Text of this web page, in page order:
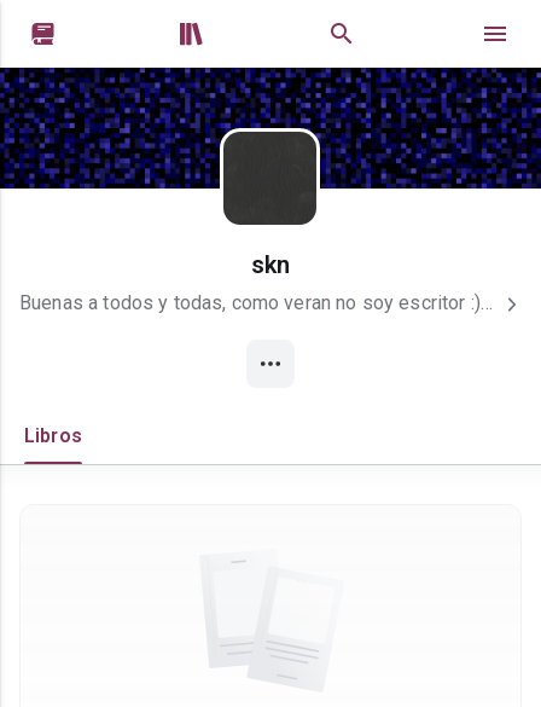
 
skn
Buenas a todos y todas, como veran no soy escritor :) , pero siempre me gusto la ciencia ficcion y tengo mucha imaginacion, espero que puedan interpretar la historia, de a poco ire mejorando, que tengan un lindo dia.
Libros